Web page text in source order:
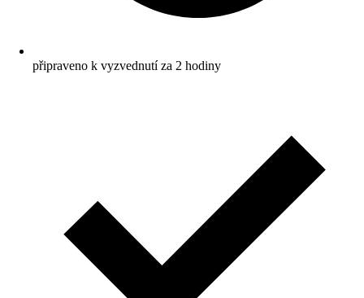
připraveno k vyzvednutí za 2 hodiny